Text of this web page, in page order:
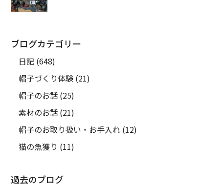
ブログカテゴリー
日記 (648)
帽子づくり体験 (21)
帽子のお話 (25)
素材のお話 (21)
帽子のお取り扱い・お手入れ (12)
猫の魚獲り (11)
過去のブログ